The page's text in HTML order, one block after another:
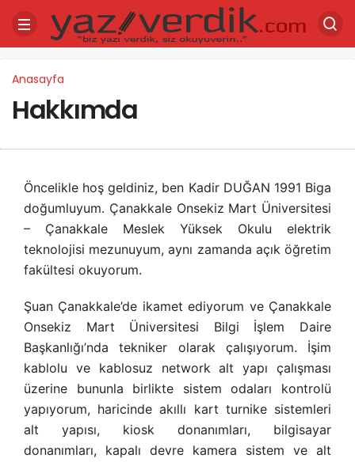
Anasayfa
Hakkımda
Öncelikle hoş geldiniz, ben Kadir DUĞAN 1991 Biga
doğumluyum. Çanakkale Onsekiz Mart Üniversitesi
– Çanakkale Meslek Yüksek Okulu elektrik
teknolojisi mezunuyum, aynı zamanda açık öğretim
fakültesi okuyorum.
Şuan Çanakkale’de ikamet ediyorum ve Çanakkale
Onsekiz Mart Üniversitesi Bilgi İşlem Daire
Başkanlığı’nda tekniker olarak çalışıyorum. İşim
kablolu ve kablosuz network alt yapı çalışması
üzerine bununla birlikte sistem odaları kontrolü
yapıyorum, haricinde akıllı kart turnike sistemleri
alt yapısı, kiosk donanımları, bilgisayar
donanımları, kapalı devre kamera sistem ve alt